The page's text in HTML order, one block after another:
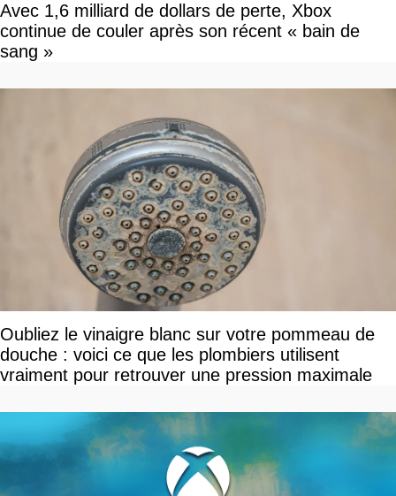
Avec 1,6 milliard de dollars de perte, Xbox
continue de couler après son récent « bain de
sang »
Oubliez le vinaigre blanc sur votre pommeau de
douche : voici ce que les plombiers utilisent
vraiment pour retrouver une pression maximale